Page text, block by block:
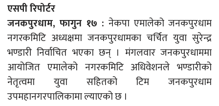
एसपी रिपोर्टर
जनकपुरधाम, फागुन १७ :नेकपा एमालेको जनकपुरधाम
नगरकमिटि अध्यक्षमा जनकपुरधामका चर्चित युवा सुरेन्द्र
भण्डारी निर्वाचित भएका छन् । मंगलवार जनकपुरधाममा
आयोजित एमालेको नगरकमिटि अधिवेशनले भण्डारीको
नेतृत्वमा युवा सहितको टिम जनकपुरधाम
उपमहानगरपालिकामा ल्याएको छ ।